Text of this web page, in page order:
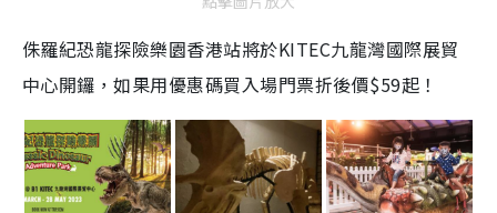
侏羅紀恐龍探險樂園香港站將於KITEC九龍灣國際展貿
中心開鑼，如果用優惠碼買入場門票折後價$59起！